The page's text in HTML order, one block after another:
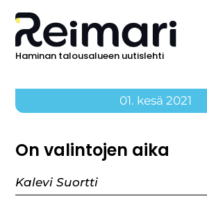
Haminan talousalueen uutislehti
01. kesä 2021
On valintojen aika
Kalevi Suortti